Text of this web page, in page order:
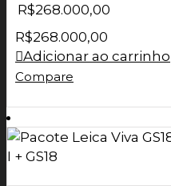
R$268.000,00
R$268.000,00
Adicionar ao carrinho
Compare